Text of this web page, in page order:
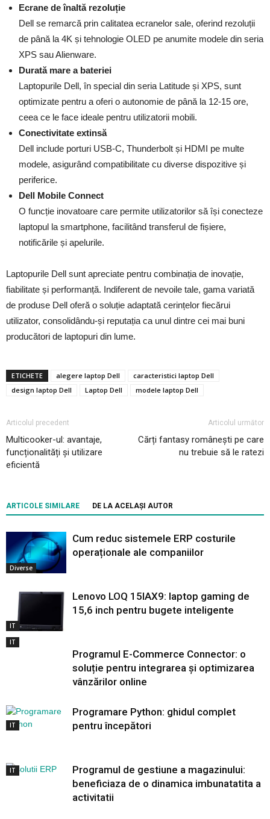
Ecrane de înaltă rezoluție
Dell se remarcă prin calitatea ecranelor sale, oferind rezoluții
de până la 4K și tehnologie OLED pe anumite modele din seria
XPS sau Alienware.
Durată mare a bateriei
Laptopurile Dell, în special din seria Latitude și XPS, sunt
optimizate pentru a oferi o autonomie de până la 12-15 ore,
ceea ce le face ideale pentru utilizatorii mobili.
Conectivitate extinsă
Dell include porturi USB-C, Thunderbolt și HDMI pe multe
modele, asigurând compatibilitate cu diverse dispozitive și
periferice.
Dell Mobile Connect
O funcție inovatoare care permite utilizatorilor să își conecteze
laptopul la smartphone, facilitând transferul de fișiere,
notificările și apelurile.
Laptopurile Dell sunt apreciate pentru combinația de inovație,
fiabilitate și performanță. Indiferent de nevoile tale, gama variată
de produse Dell oferă o soluție adaptată cerințelor fiecărui
utilizator, consolidându-și reputația ca unul dintre cei mai buni
producători de laptopuri din lume.
ETICHETE alegere laptop Dell
caracteristici laptop Dell
design laptop Dell
Laptop Dell modele laptop Dell
Articolul precedent
Multicooker-ul: avantaje,
funcționalități și utilizare
eficientă
Articolul următor
Cărți fantasy românești pe care
nu trebuie să le ratezi
ARTICOLE SIMILARE DE LA ACELAȘI AUTOR
Diverse
Cum reduc sistemele ERP costurile
operaționale ale companiilor
IT
Lenovo LOQ 15IAX9: laptop gaming de
15,6 inch pentru bugete inteligente
IT
Programul E-Commerce Connector: o
soluție pentru integrarea și optimizarea
vânzărilor online
IT
Programare Python: ghidul complet
pentru începători
IT
Programul de gestiune a magazinului:
beneficiaza de o dinamica imbunatatita a
activitatii